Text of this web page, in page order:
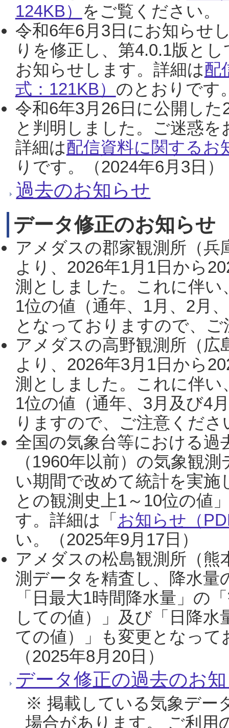
124KB） をご覧ください。
令和6年6月3日にお知らせ
りを修正し、第4.0.1版と
お知らせします。詳細は配
式：121KB） のとおりです
令和6年3月26日に公開し
と判明しました。ご迷惑
詳細は配信資料に関するお
りです。（2024年6月3日）
過去のお知らせ
データ修正のお知らせ
アメダスの郡家観測所（
より、2026年1月1日から
測としました。これに伴い
1位の値（通年、1月、2月
となっておりますので、
アメダスの高野観測所（
より、2026年3月1日から
測としました。これに伴い
1位の値（通年、3月及び4
りますので、ご注意くだ
全国の気象台等における過
（1960年以前）の気象観
い期間で改めて統計を実
との観測史上1～10位の値
す。詳細は「 お知らせ（
い。（2025年9月17日）
アメダスの松島観測所（熊
測データを精査し、降水
「日最大1時間降水量」の
しての値）」及び「日降
ての値）」も変更となっ
（2025年8月20日）
データ修正の過去のお
※ 掲載している気象デー
場合があります。 ご利用